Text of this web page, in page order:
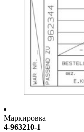
Маркировка
4-963210-1